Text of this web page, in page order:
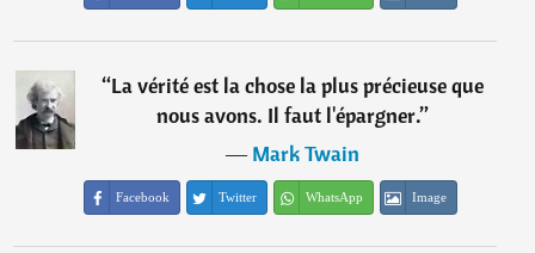
“La vérité est la chose la plus précieuse que
nous avons. Il faut l'épargner.”
―Mark Twain
Facebook Twitter WhatsApp Image